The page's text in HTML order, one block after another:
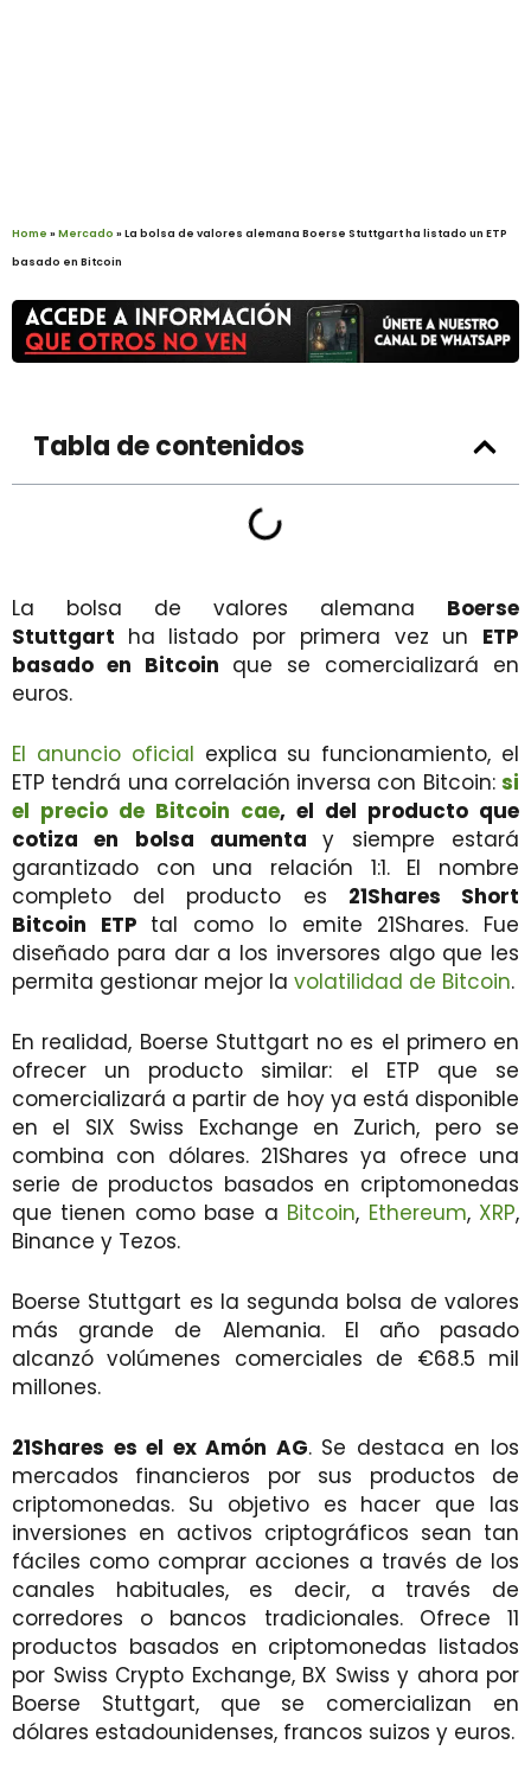
Home »Mercado »La bolsa de valores alemana Boerse Stuttgart ha listado un ETP
basado en Bitcoin
Tabla de contenidos
La bolsa de valores alemana Boerse
Stuttgart ha listado por primera vez un ETP
basado en Bitcoin que se comercializará en
euros.
El anuncio oficial explica su funcionamiento, el
ETP tendrá una correlación inversa con Bitcoin: si
el precio de Bitcoin cae, el del producto que
cotiza en bolsa aumentay siempre estará
garantizado con una relación 1:1. El nombre
completo del producto es 21Shares Short
Bitcoin ETP tal como lo emite 21Shares. Fue
diseñado para dar a los inversores algo que les
permita gestionar mejor la volatilidad de Bitcoin.
En realidad, Boerse Stuttgart no es el primero en
ofrecer un producto similar: el ETP que se
comercializará a partir de hoy ya está disponible
en el SIX Swiss Exchange en Zurich, pero se
combina con dólares. 21Shares ya ofrece una
serie de productos basados ​​en criptomonedas
que tienen como base a Bitcoin, Ethereum, XRP,
Binance y Tezos.
Boerse Stuttgart es la segunda bolsa de valores
más grande de Alemania. El año pasado
alcanzó volúmenes comerciales de €68.5 mil
millones.
21Shares es el ex Amón AG. Se destaca en los
mercados financieros por sus productos de
criptomonedas. Su objetivo es hacer que las
inversiones en activos criptográficos sean tan
fáciles como comprar acciones a través de los
canales habituales, es decir, a través de
corredores o bancos tradicionales. Ofrece 11
productos basados ​​en criptomonedas listados
por Swiss Crypto Exchange, BX Swiss y ahora por
Boerse Stuttgart, que se comercializan en
dólares estadounidenses, francos suizos y euros.